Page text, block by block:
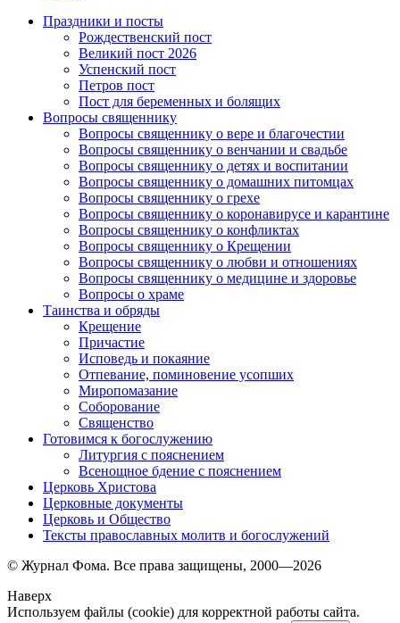
Праздники и посты
Рождественский пост
Великий пост 2026
Успенский пост
Петров пост
Пост для беременных и болящих
Вопросы священнику
Вопросы священнику о вере и благочестии
Вопросы священнику о венчании и свадьбе
Вопросы священнику о детях и воспитании
Вопросы священнику о домашних питомцах
Вопросы священнику о грехе
Вопросы священнику о коронавирусе и карантине
Вопросы священнику о конфликтах
Вопросы священнику о Крещении
Вопросы священнику о любви и отношениях
Вопросы священнику о медицине и здоровье
Вопросы о храме
Таинства и обряды
Крещение
Причастие
Исповедь и покаяние
Отпевание, поминовение усопших
Миропомазание
Соборование
Священство
Готовимся к богослужению
Литургия с пояснением
Всенощное бдение с пояснением
Церковь Христова
Церковные документы
Церковь и Общество
Тексты православных молитв и богослужений
© Журнал Фома. Все права защищены, 2000—2026
Наверх
Используем файлы (cookie) для корректной работы сайта.